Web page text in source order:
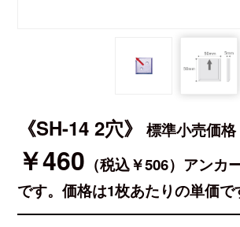
《SH-14 2穴》 標準小売価格
￥460 （税込￥506）アンカ
です。価格は1枚あたりの単価で